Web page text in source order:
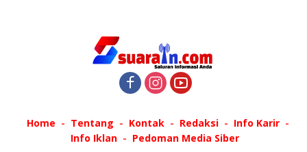
Home Tentang Kontak Redaksi
Info Karir
Info Iklan
Pedoman Media Siber